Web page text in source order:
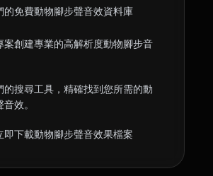
的免費動物腳步聲音效資料庫
案創建專業的高解析度動物腳步音
的搜尋工具，精確找到您所需的動
效。
即下載動物腳步聲音效果檔案